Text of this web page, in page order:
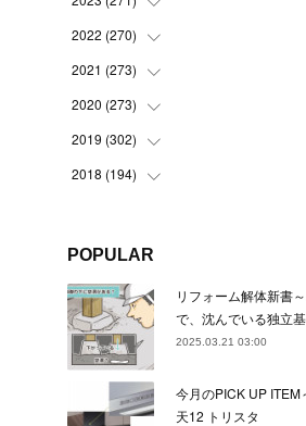
(21
(22
(23
(22
(23
(24
(22)
(22 )
(25)
(22
(23
(23
(21
(24
(21)
(24)
(21)
(23)
2022 (270)
(23
(23
(22
(23
(23)
(22)
(24)
(21)
2021 (273)
(24
(23
(22
(23)
(22)
(23)
(24)
2020 (273)
(24
(22
(24)
(24)
(23)
(21)
2019 (302)
(23
(21)
(27)
(22)
(33)
2018 (194)
(32
(36)
)
(34)
POPULAR
リフォーム解体新書
で、沈んでいる独立
2025.03.21 03:00
今月のPICK UP
天12 トリスタ